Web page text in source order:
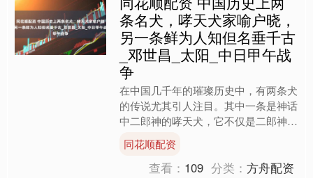
条名犬，哮天犬家喻户晓，
另一条鲜为人知但名垂千古
_邓世昌_太阳_中日甲午战
争
在中国几千年的璀璨历史中，有两条犬
的传说尤其引人注目。其中一条是神话
中二郎神的哮天犬，它不仅是二郎神忠
实的伙伴，更是人们心目中勇敢无畏的
象征。尽管哮天犬的形象存....
同花顺配资
查看： 109 分类：方舟配资